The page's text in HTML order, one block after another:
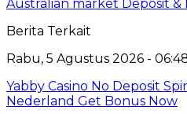
Australian market Deposit &
Berita Terkait
Rabu, 5 Agustus 2026 -
Yabby Casino No Deposit
Nederland Get Bonus Now